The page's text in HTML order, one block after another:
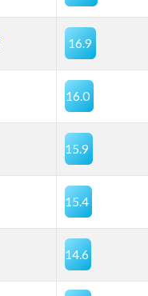
16.9
16.0
15.9
15.4
14.6